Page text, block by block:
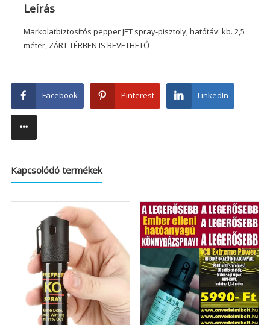
Leírás
Markolatbiztosítós pepper JET spray-pisztoly, hatótáv: kb. 2,5
méter, ZÁRT TÉRBEN IS BEVETHETŐ
Facebook Pinterest LinkedIn
Kapcsolódó termékek